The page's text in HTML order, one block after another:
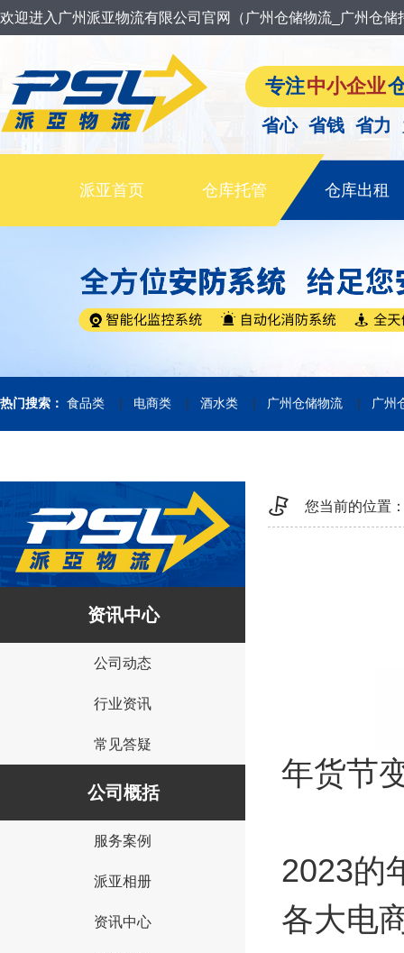
欢迎进入广州派亚物流有限公司官网（广州仓储物流_广州仓
专注中小企业
省心 省钱 省力
派亚首页 仓库托管 仓库出租
热门搜索： 食品类 | 电商类 | 酒水类 | 广州仓储物流 | 广州
资讯中心
公司动态
行业资讯
常见答疑
公司概括
{I('company_id')}
服务案例
派亚相册
资讯中心
您当前的位置
年货节
2023的
各大电